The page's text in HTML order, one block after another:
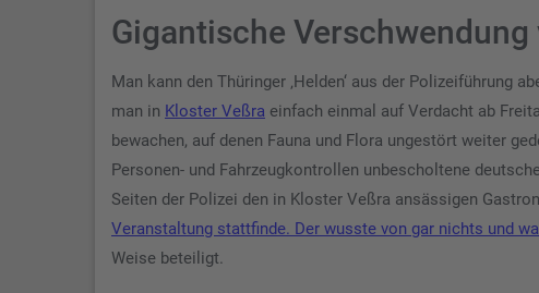
Gigantische
Man kann den Thüringer ‚Helden‘ aus der Polizeiführung
man in Kloster Veßra einfach einmal auf Verdacht ab
bewachen, auf denen Fauna und Flora ungestört weiter
Personen- und Fahrzeugkontrollen unbescholtene
Seiten der Polizei den in Kloster Veßra ansässigen
Veranstaltung stattfinde. Der wusste von gar nichts und
Weise beteiligt.